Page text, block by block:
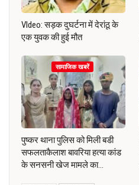
VIdeo: सड़क दुघर्टना में देरांठू के
एक युवक की हुई मौत
सामाजिक खबरें
पुष्कर थाना पुलिस को मिली बडी
सफलताकैलाश बावरिया हत्या कांड
के सनसनी खेज मामले का…